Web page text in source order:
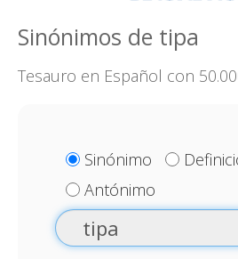
Sinónimos de tipa
Tesauro en Español con
Sinónimo
Antónimo